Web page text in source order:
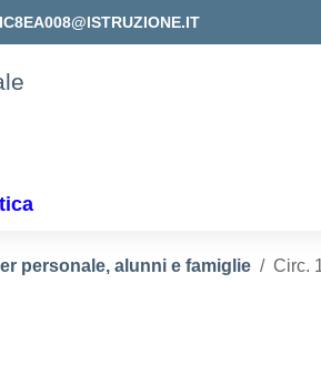
personale, alunni e famiglie Circ.